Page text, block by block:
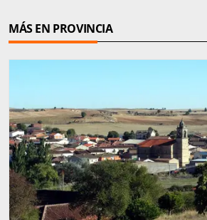
MÁS EN PROVINCIA